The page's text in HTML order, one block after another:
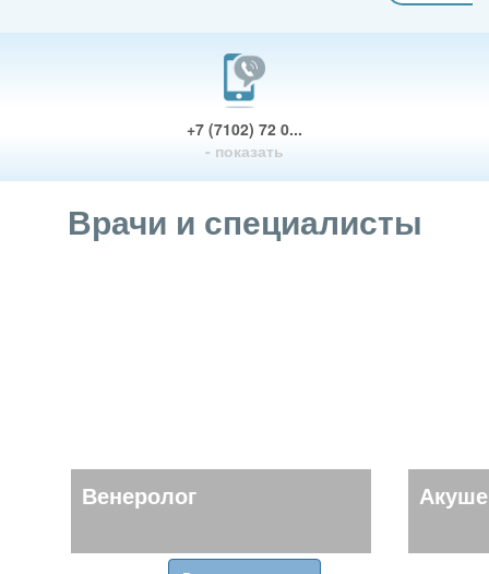
+7 (7102) 72 0...
- показать
Врачи и специалисты
Венеролог